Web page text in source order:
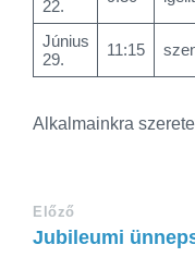
22.
Június
29.
11:15
Alkalmainkra
Előző
Jubileumi